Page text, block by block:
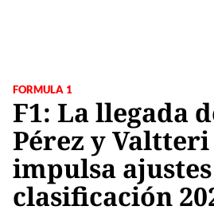
FORMULA 1
F1: La llegada
Pérez y
impulsa
clasificación